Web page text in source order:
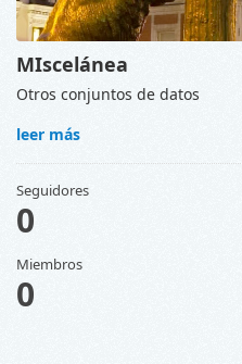
MIscelánea
Otros conjuntos de datos
leer más
Seguidores
0
Miembros
0